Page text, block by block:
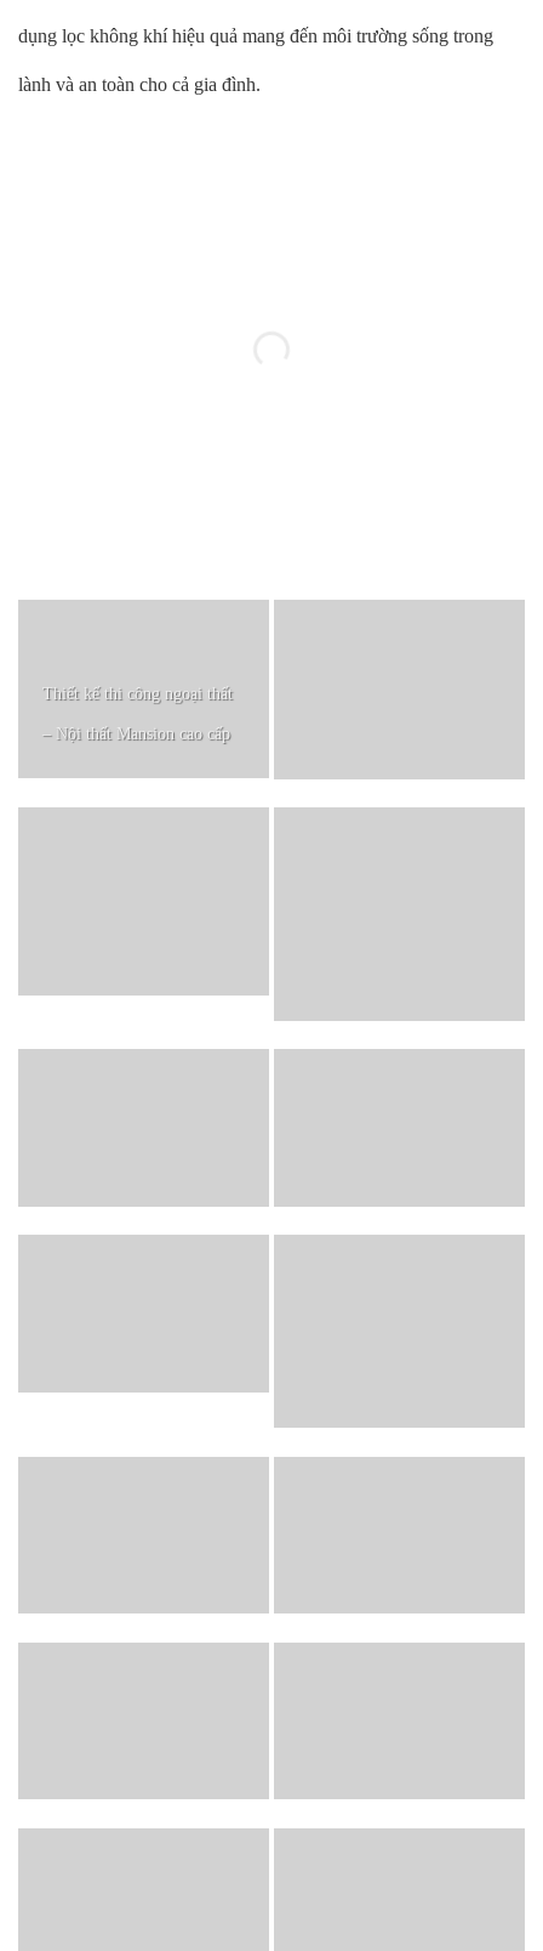
dụng lọc không khí hiệu quả mang đến môi trường sống trong
lành và an toàn cho cả gia đình.
Thiết kế thi công ngoại thất
– Nội thất Mansion cao cấp